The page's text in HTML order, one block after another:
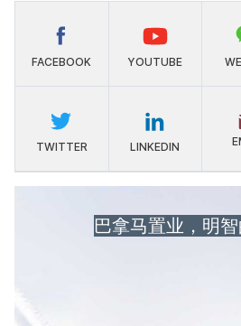
FACEBOOK YOUTUBE
TWITTER LINKEDIN
巴拿马置业，明智